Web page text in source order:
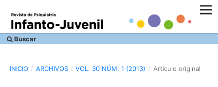
Buscar
INICIO / ARCHIVOS / VOL. 30 NÚM. 1 (2013) / Artículo original